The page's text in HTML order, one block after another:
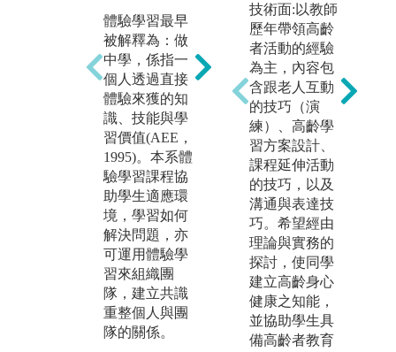
體驗學習最早
被解釋為：做
中學，係指一
個人透過直接
體驗來獲的知
識、技能與學
習價值(AEE，
1995)。本系體
驗學習課程協
助學生適應環
境，學習如何
解決問題，亦
可運用體驗學
習來組織團
隊，建立共識
重整個人與團
隊的關係。
是著重將不同
的、片斷性的
專業知識，予
以有系統地組
織與融合，有
助於增加系統
思維能力，增
進學習抽象性
知識的興趣。
同時日漸形塑
出個人化系統
思考的能力，
有助於對事情
的判斷與決
技術面:以教師
歷年帶領高齡
者活動的經驗
為主，內容包
含跟老人互動
的技巧（演
練）、高齡學
習方案設計、
課程延伸活動
的技巧，以及
溝通與表達技
巧。希望經由
理論與實務的
探討，使同學
建立高齡身心
健康之知能，
並協助學生具
備高齡者教育